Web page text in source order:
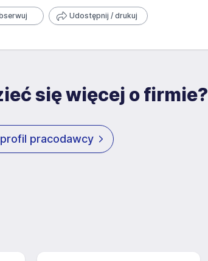
Udostępnij / drukuj
się więcej o firmie?
pracodawcy